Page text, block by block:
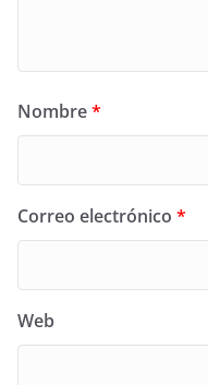
Nombre*
Correo electrónico *
Web